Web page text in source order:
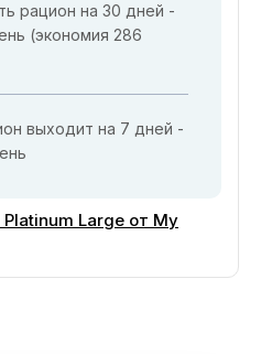
рацион на 30 дней -
(экономия 286
выходит на 7 дней -
Large от My